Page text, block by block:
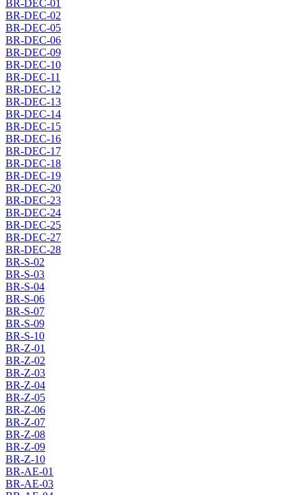
BR-DEC-01
BR-DEC-02
BR-DEC-05
BR-DEC-06
BR-DEC-09
BR-DEC-10
BR-DEC-11
BR-DEC-12
BR-DEC-13
BR-DEC-14
BR-DEC-15
BR-DEC-16
BR-DEC-17
BR-DEC-18
BR-DEC-19
BR-DEC-20
BR-DEC-23
BR-DEC-24
BR-DEC-25
BR-DEC-27
BR-DEC-28
BR-S-02
BR-S-03
BR-S-04
BR-S-06
BR-S-07
BR-S-09
BR-S-10
BR-Z-01
BR-Z-02
BR-Z-03
BR-Z-04
BR-Z-05
BR-Z-06
BR-Z-07
BR-Z-08
BR-Z-09
BR-Z-10
BR-AE-01
BR-AE-03